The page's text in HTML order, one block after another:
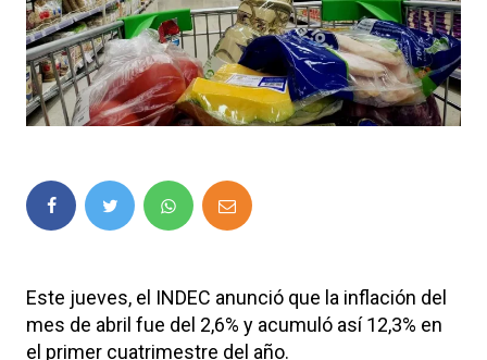
Este jueves, el INDEC anunció que la inflación del
mes de abril fue del 2,6% y acumuló así 12,3% en
el primer cuatrimestre del año.